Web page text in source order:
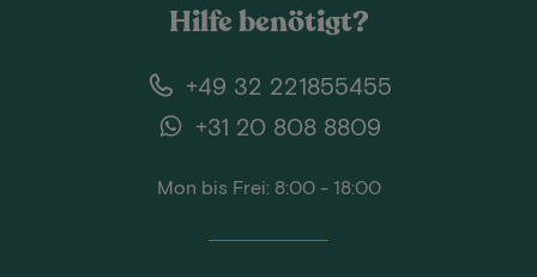
Hilfe benötigt?
+49 32 221855455
+31 20 808 8809
Mon bis Frei: 8:00 - 18:00